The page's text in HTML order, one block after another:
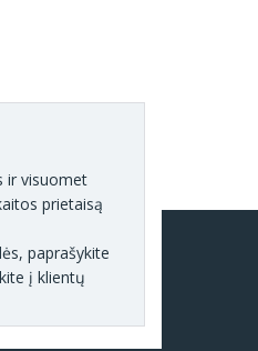
ir visuomet
prietaisą
paprašykite
į klientų